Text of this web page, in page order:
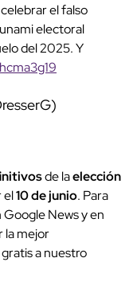
el falso
electoral
del 2025. Y
de laelección
el10 de junio. Para
News y en
la mejor
a nuestro